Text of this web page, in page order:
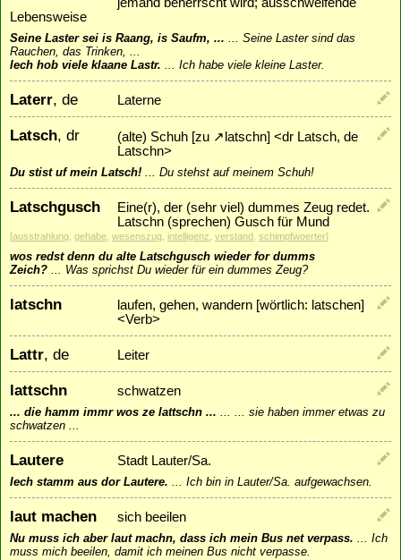
jemand beherrscht wird; ausschweifende
Lebensweise
Seine Laster sei is Raang, is Saufm, ... ... Seine Laster sind das
Rauchen, das Trinken, ...
Iech hob viele klaane Lastr. ... Ich habe viele kleine Laster.
Laterr, de Laterne
Latsch, dr (alte) Schuh [zu ↗ latschn] <dr Latsch, de
Latschn>
Du stist uf mein Latsch! ... Du stehst auf meinem Schuh!
Latschgusch
Eine(r), der (sehr viel) dummes Zeug redet.
Latschn (sprechen) Gusch für Mund
[ausstrahlung, gehabe, wesenszug, intelligenz, verstand , schimpfwoerter]
wos redst denn du alte Latschgusch wieder for dumms
Zeich? ... Was sprichst Du wieder für ein dummes Zeug?
latschn
laufen, gehen, wandern [wörtlich: latschen]
<Verb>
Lattr, de Leiter
lattschn schwatzen
... die hamm immr wos ze lattschn ... ... ... sie haben immer etwas zu
schwatzen ...
Lautere Stadt Lauter/Sa.
Iech stamm aus dor Lautere. ... Ich bin in Lauter/Sa. aufgewachsen.
laut machen sich beeilen
Nu muss ich aber laut machn, dass ich mein Bus net verpass. ... Ich
muss mich beeilen, damit ich meinen Bus nicht verpasse.